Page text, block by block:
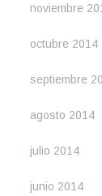
noviembre
octubre 2014
septiembre
agosto 2014
julio 2014
junio 2014